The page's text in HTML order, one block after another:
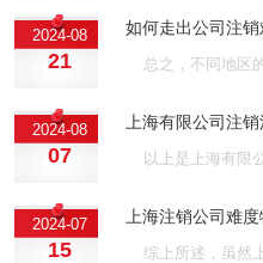
2024-08
21
如何走出公司注
2024-08
07
上海有限公司注
2024-07
15
上海注销公司难